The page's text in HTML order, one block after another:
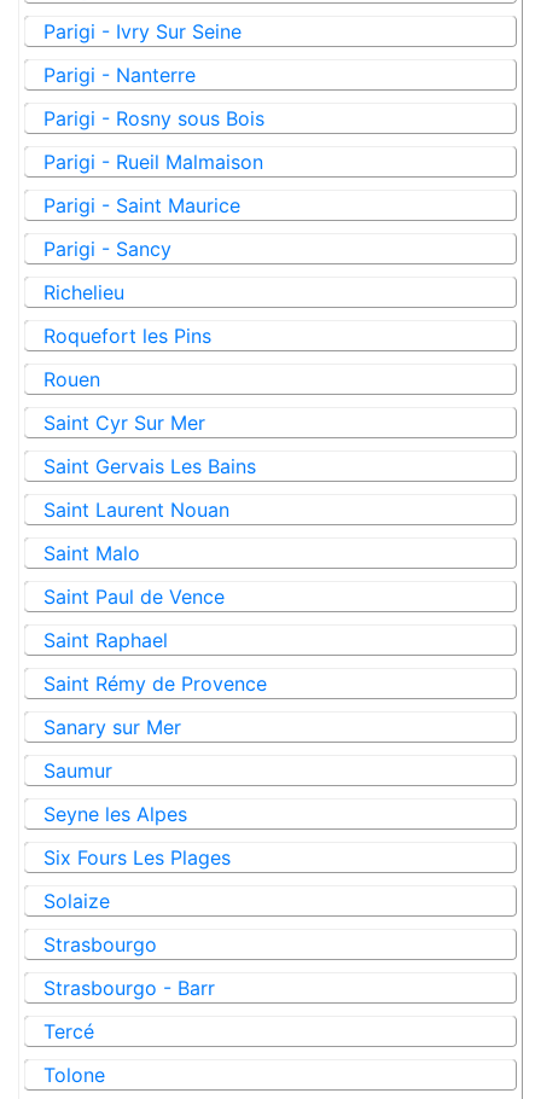
Parigi - Ivry Sur Seine
Parigi - Nanterre
Parigi - Rosny sous Bois
Parigi - Rueil Malmaison
Parigi - Saint Maurice
Parigi - Sancy
Richelieu
Roquefort les Pins
Rouen
Saint Cyr Sur Mer
Saint Gervais Les Bains
Saint Laurent Nouan
Saint Malo
Saint Paul de Vence
Saint Raphael
Saint Rémy de Provence
Sanary sur Mer
Saumur
Seyne les Alpes
Six Fours Les Plages
Solaize
Strasbourgo
Strasbourgo - Barr
Tercé
Tolone